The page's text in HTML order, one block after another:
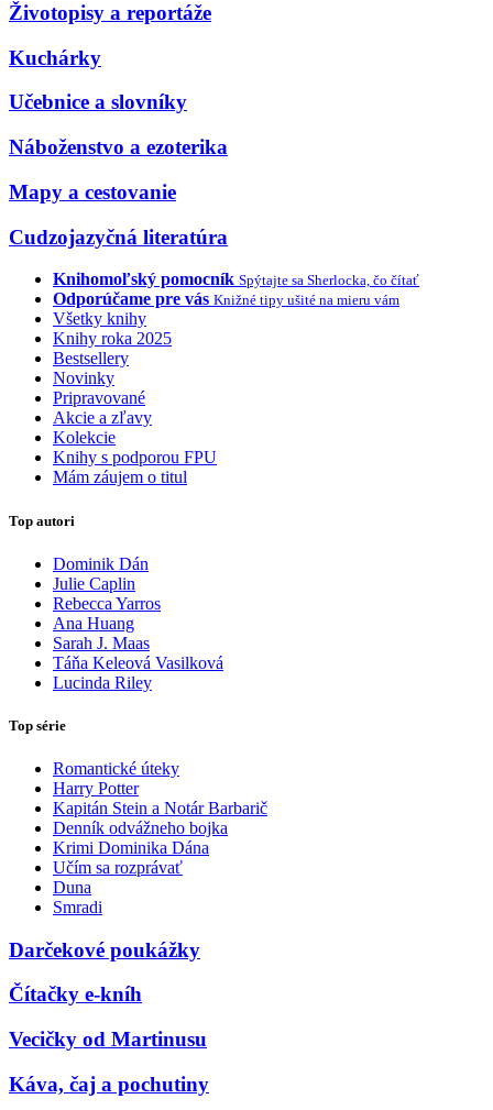
Životopisy a reportáže
Kuchárky
Učebnice a slovníky
Náboženstvo a ezoterika
Mapy a cestovanie
Cudzojazyčná literatúra
Knihomoľský pomocník Spýtajte sa Sherlocka, čo čítať
Odporúčame pre vás Knižné tipy ušité na mieru vám
Všetky knihy
Knihy roka 2025
Bestsellery
Novinky
Pripravované
Akcie a zľavy
Kolekcie
Knihy s podporou FPU
Mám záujem o titul
Top autori
Dominik Dán
Julie Caplin
Rebecca Yarros
Ana Huang
Sarah J. Maas
Táňa Keleová Vasilková
Lucinda Riley
Top série
Romantické úteky
Harry Potter
Kapitán Stein a Notár Barbarič
Denník odvážneho bojka
Krimi Dominika Dána
Učím sa rozprávať
Duna
Smradi
Darčekové poukážky
Čítačky e-kníh
Vecičky od Martinusu
Káva, čaj a pochutiny